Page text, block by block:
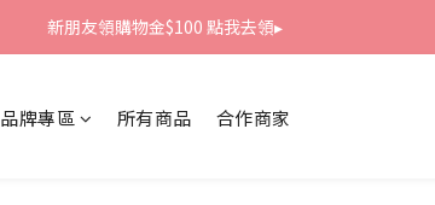
新朋友領購物金$100 點我去領▸
新朋友領購物金$100 點我去領▸
品牌專區 所有商品 合作商家